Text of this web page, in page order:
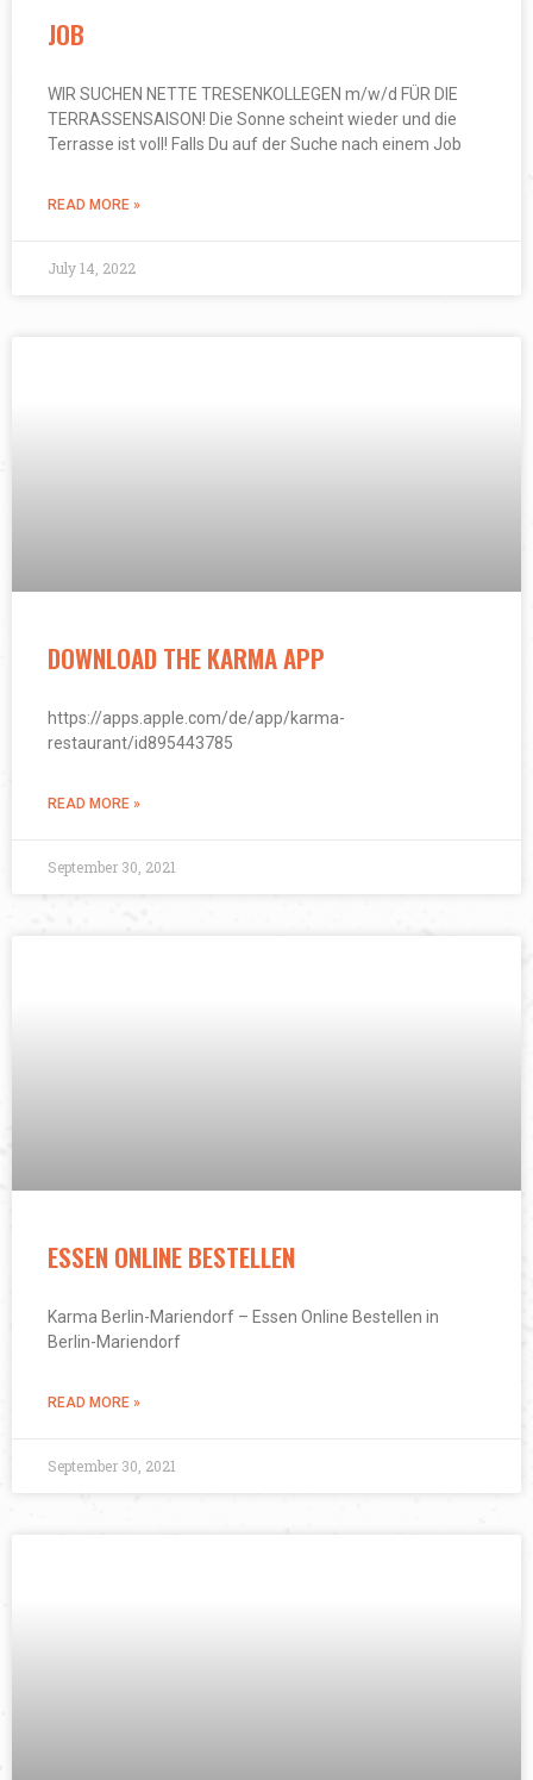
JOB
WIR SUCHEN NETTE TRESENKOLLEGEN m/w/d FÜR DIE
TERRASSENSAISON! Die Sonne scheint wieder und die
Terrasse ist voll! Falls Du auf der Suche nach einem Job
READ MORE »
July 14, 2022
DOWNLOAD THE KARMA APP
https://apps.apple.com/de/app/karma-
restaurant/id895443785
READ MORE »
September 30, 2021
ESSEN ONLINE BESTELLEN
Karma Berlin-Mariendorf – Essen Online Bestellen in
Berlin-Mariendorf
READ MORE »
September 30, 2021